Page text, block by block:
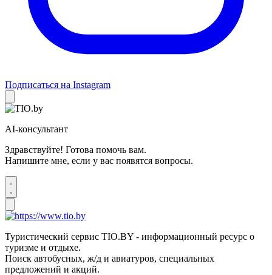
Подписаться на Instagram
AI-консультант
Здравствуйте! Готова помочь вам.
Напишите мне, если у вас появятся вопросы.
Туристический сервис TIO.BY - информационный ресурс о
туризме и отдыхе.
Поиск автобусных, ж/д и авиатуров, специальных
предложений и акций.